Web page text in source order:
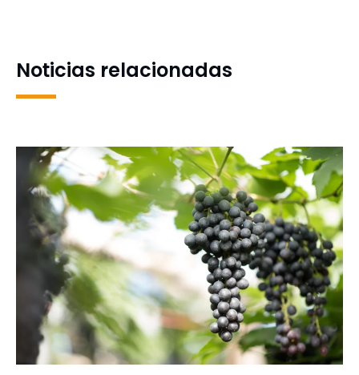
Noticias relacionadas